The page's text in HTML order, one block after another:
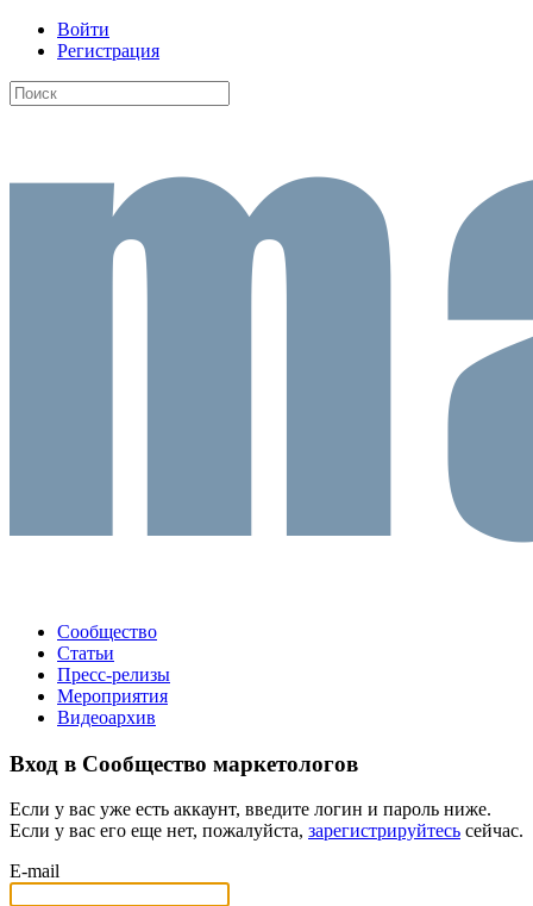
Войти
Регистрация
Сообщество
Статьи
Пресс-релизы
Мероприятия
Видеоархив
Вход в Сообщество маркетологов
Если у вас уже есть аккаунт, введите логин и пароль ниже.
Если у вас его еще нет, пожалуйста, зарегистрируйтесь сейчас.
E-mail